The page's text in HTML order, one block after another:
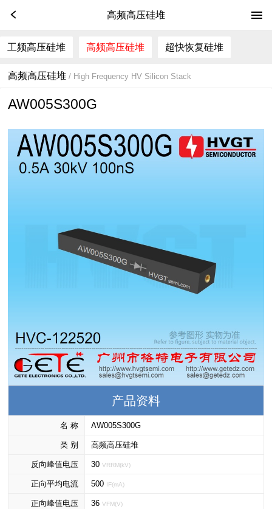
高频高压硅堆
工频高压硅堆 高频高压硅堆 超快恢复硅堆
高频高压硅堆/ High Frequency HV Silicon Stack
AW005S300G
产品资料
名 称 AW005S300G
类 别 高频高压硅堆
反向峰值电压 30VRRM(kV)
正向平均电流 500 IF(mA)
正向峰值电压 36VFM(V)